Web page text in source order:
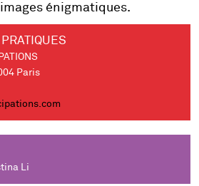
énigmatiques.
Paris
Li